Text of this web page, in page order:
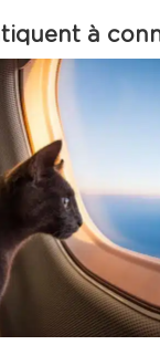
à